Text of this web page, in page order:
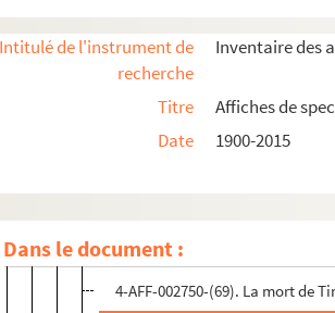
Intitulé de l'instrument de
recherche
Inventaire des
Titre
Affiches de
Date
1900-2015
Dans le document :
4-AFF-002750-(62). Les
4-AFF-002750-(64). Mère courage
4-AFF-002750-(68). Montagnes
4-AFF-002750-(69). La mort de